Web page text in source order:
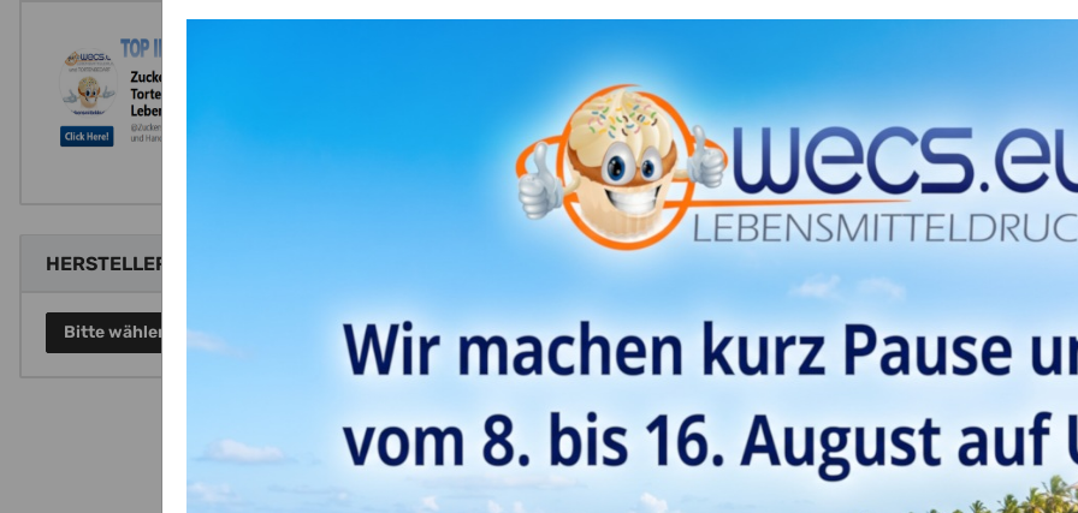
Wunderschöne Schachtel im Holzlook für Cupcakes von FunCakes! Ideal zum
Schachtel wird mit einer Einlage geliefert, sodass die Cupcakes während
Auch schön, um Cupcakes oder Muffins zu verschenken!
Geeignet für 6 Cupcakes oder Muffins. Ohne Einlage auch für eine kleine Torte
Inhalt: 3 Schachteln und 3 Einlagen. Die Einlage eignet sich für 6 Standard-
Form:
rechteckig
Länge:
24 cm
HERSTELLER
Bitte wählen Sie einen Hersteller.